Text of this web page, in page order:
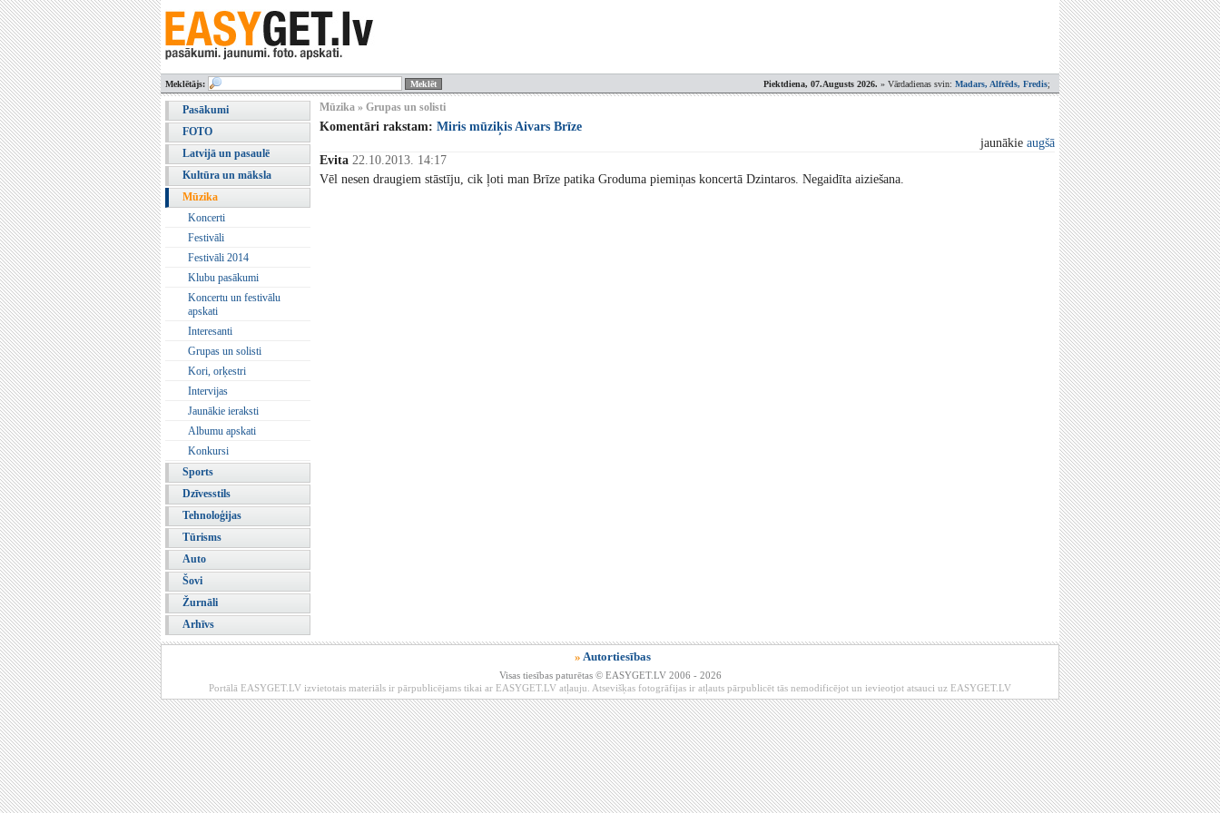
Piektdiena, 07.Augusts 2026. » Vārdadienas svin: Madars, Alfrēds, Fredis;
Meklētājs:
Pasākumi
FOTO
Latvijā un pasaulē
Kultūra un māksla
Mūzika
Koncerti
Festivāli
Festivāli 2014
Klubu pasākumi
Koncertu un festivālu
apskati
Interesanti
Grupas un solisti
Kori, orķestri
Intervijas
Jaunākie ieraksti
Albumu apskati
Konkursi
Sports
Dzīvesstils
Tehnoloģijas
Tūrisms
Auto
Šovi
Žurnāli
Arhīvs
Mūzika » Grupas un solisti
Komentāri rakstam: Miris mūziķis Aivars Brīze
jaunākie augšā
Evita 22.10.2013. 14:17
Vēl nesen draugiem stāstīju, cik ļoti man Brīze patika Groduma piemiņas koncertā Dzintaros. Negaidīta aiziešana.
» Autortiesības
Visas tiesības paturētas © EASYGET.LV 2006 - 2026
Portālā EASYGET.LV izvietotais materiāls ir pārpublicējams tikai ar EASYGET.LV atļauju. Atsevišķas fotogrāfijas ir atļauts pārpublicēt tās nemodificējot un ievieotjot atsauci uz EASYGET.LV